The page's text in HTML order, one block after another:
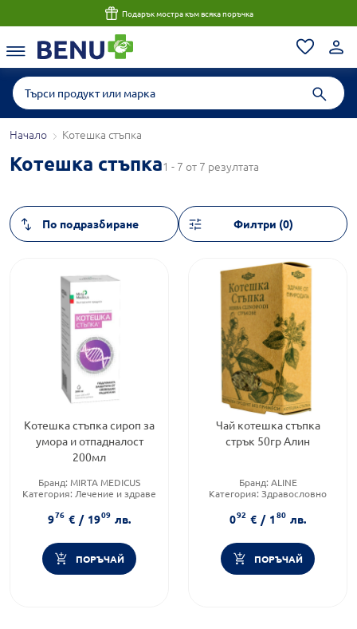
Консултация с магистър-фармацевт до 1 час
Начало Котешка стъпка
Котешка стъпка1 - 7 от 7 резултата
Филтри (0)
Котешка стъпка сироп за
умора и отпадналост
200мл
Бранд: MIRTA MEDICUS
Категория: Лечение и здраве
976 € / 1909 лв.
ПОРЪЧАЙ
Чай котешка стъпка
стрък 50гр Алин
Бранд: ALINE
Категория: Здравословно
092 € / 180 лв.
ПОРЪЧАЙ